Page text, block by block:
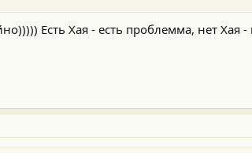
Есть Хая - есть проблемма, нет Хая